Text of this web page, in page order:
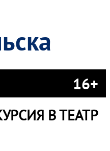
16+
В ТЕАТР